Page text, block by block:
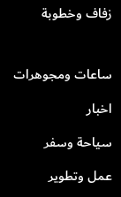
زفاف وخطوبة
ساعات ومجوهرات
اخبار
سياحة وسفر
عمل وتطوير